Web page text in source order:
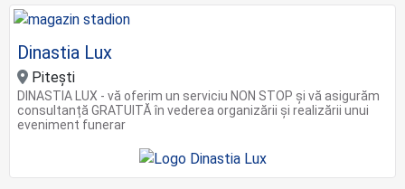
Dinastia Lux
Pitești
DINASTIA LUX - vă oferim un serviciu NON STOP și vă asigurăm
consultanță GRATUITĂ în vederea organizării și realizării unui
eveniment funerar